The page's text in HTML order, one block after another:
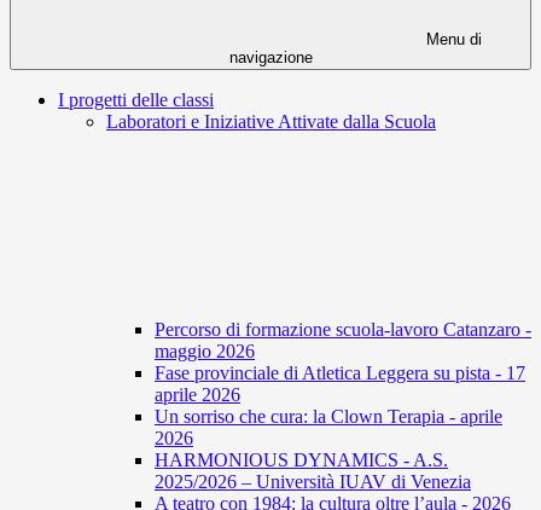
Menu di
navigazione
I progetti delle classi
Laboratori e Iniziative Attivate dalla Scuola
Percorso di formazione scuola-lavoro Catanzaro -
maggio 2026
Fase provinciale di Atletica Leggera su pista - 17
aprile 2026
Un sorriso che cura: la Clown Terapia - aprile
2026
HARMONIOUS DYNAMICS - A.S.
2025/2026 – Università IUAV di Venezia
A teatro con 1984: la cultura oltre l’aula - 2026